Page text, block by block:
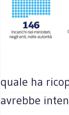
quale ha
avrebbe